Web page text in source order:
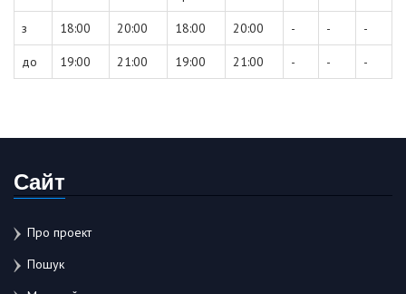
з 18:00 20:00 18:00 20:00 - - -
до 19:00 21:00 19:00 21:00 - - -
Сайт
Про проект
Пошук